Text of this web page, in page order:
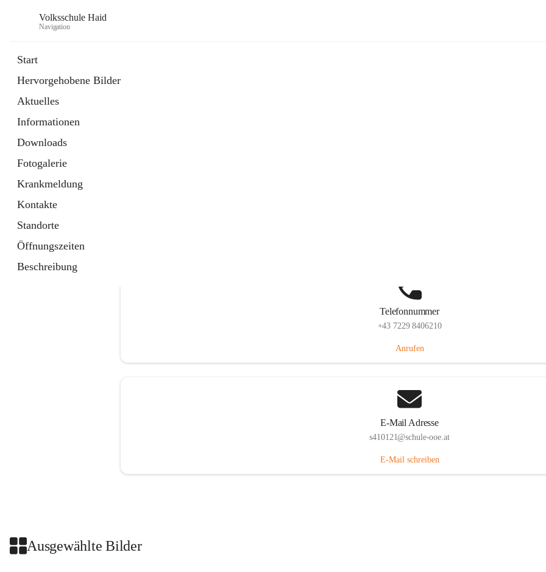
Volksschule Haid
Navigation
Start
Hervorgehobene Bilder
Aktuelles
Informationen
Downloads
Fotogalerie
Krankmeldung
Kontakte
Standorte
Öffnungszeiten
Beschreibung
Telefonnummer
+43 7229 8406210
Anrufen
E-Mail Adresse
s410121@schule-ooe.at
E-Mail schreiben
Ausgewählte Bilder